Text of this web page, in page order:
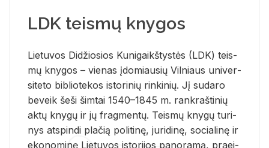
LDK teismų knygos
Lie­tu­vos Di­džio­sios Ku­ni­gaikš­tys­tės (LDK) teis­
mų kny­gos – vie­nas įdo­miau­sių Vil­niaus uni­ver­
si­te­to bi­b­lio­te­kos is­to­ri­nių rin­ki­nių. Jį su­da­ro
be­veik šeši šim­tai 1540–1845 m. rank­raš­ti­nių
aktų kny­gų ir jų frag­men­tų. Teis­mų kny­gų tu­ri­
nys at­spin­di pla­čią po­li­ti­nę, ju­ri­di­nę, so­cia­li­nę ir
eko­no­mi­nę Lie­tu­vos is­to­ri­jos pa­no­ra­mą, pra­ei­